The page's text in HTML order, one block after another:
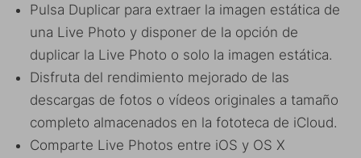
Pulsa Duplicar para extraer la imagen estática de
una Live Photo y disponer de la opción de
duplicar la Live Photo o solo la imagen estática.
Disfruta del rendimiento mejorado de las
descargas de fotos o vídeos originales a tamaño
completo almacenados en la fototeca de iCloud.
Comparte Live Photos entre iOS y OS X